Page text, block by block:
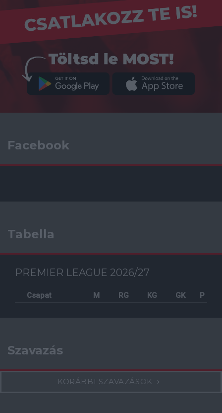
Facebook
Tabella
PREMIER LEAGUE 2026/27
Csapat M RG KG GK P
Szavazás
KORÁBBI SZAVAZÁSOK